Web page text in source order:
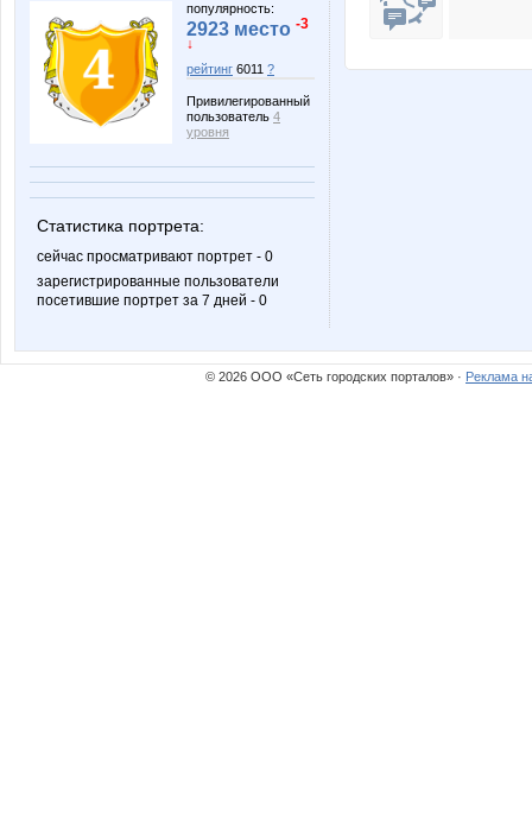
популярность:
2923 место -3
↓
рейтинг 6011 ?
Привилегированный
пользователь 4
уровня
Статистика портрета:
сейчас просматривают портрет - 0
зарегистрированные пользователи
посетившие портрет за 7 дней - 0
© 2026 ООО «Сеть городских порталов» · Реклама